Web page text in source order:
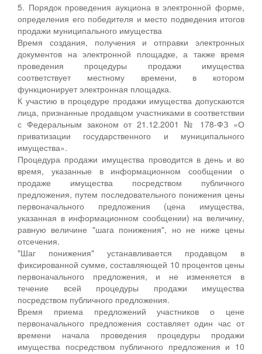
5. Порядок проведения аукциона в электронной форме,
определения его победителя и место подведения итогов
продажи муниципального имущества
Время создания, получения и отправки электронных
документов на электронной площадке, а также время
проведения процедуры продажи имущества
соответствует местному времени, в котором
функционирует электронная площадка.
К участию в процедуре продажи имущества допускаются
лица, признанные продавцом участниками в соответствии
с Федеральным законом от 21.12.2001 № 178-ФЗ «О
приватизации государственного и муниципального
имущества».
Процедура продажи имущества проводится в день и во
время, указанные в информационном сообщении о
продаже имущества посредством публичного
предложения, путем последовательного понижения цены
первоначального предложения (цена имущества,
указанная в информационном сообщении) на величину,
равную величине "шага понижения", но не ниже цены
отсечения.
"Шаг понижения" устанавливается продавцом в
фиксированной сумме, составляющей 10 процентов цены
первоначального предложения, и не изменяется в
течение всей процедуры продажи имущества
посредством публичного предложения.
Время приема предложений участников о цене
первоначального предложения составляет один час от
времени начала проведения процедуры продажи
имущества посредством публичного предложения и 10